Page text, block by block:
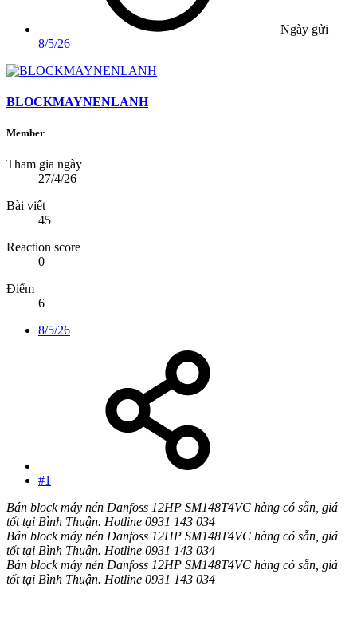
Ngày gửi
8/5/26
BLOCKMAYNENLANH
Member
Tham gia ngày
27/4/26
Bài viết
45
Reaction score
0
Điểm
6
8/5/26
#1
Bán block máy nén Danfoss 12HP SM148T4VC hàng có sẵn, giá
tốt tại Bình Thuận. Hotline 0931 143 034
Bán block máy nén Danfoss 12HP SM148T4VC hàng có sẵn, giá
tốt tại Bình Thuận. Hotline 0931 143 034
Bán block máy nén Danfoss 12HP SM148T4VC hàng có sẵn, giá
tốt tại Bình Thuận. Hotline 0931 143 034